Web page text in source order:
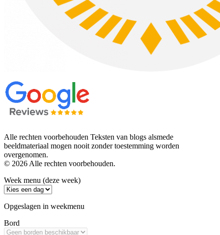
Alle rechten voorbehouden Teksten van blogs alsmede
beeldmateriaal mogen nooit zonder toestemming worden
overgenomen.
© 2026 Alle rechten voorbehouden.
Week menu (deze week)
Opgeslagen in weekmenu
Bord